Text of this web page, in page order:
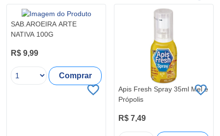
SAB.AROEIRA ARTE
NATIVA 100G
R$ 9,99
Comprar
Apis Fresh Spray 35ml Mel e
Própolis
R$ 7,49